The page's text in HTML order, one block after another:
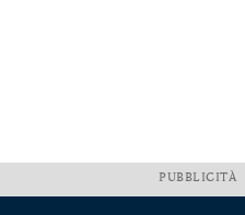
PUBBLICITÀ